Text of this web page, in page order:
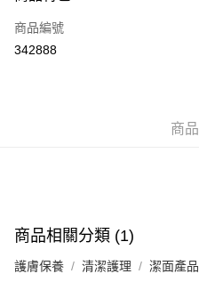
信用卡
Apple Pay
付款後門市自取，訂單確認後2-4
商品編號
342888
商
商品相關分類 (1)
護膚保養 清潔護理 潔面產品